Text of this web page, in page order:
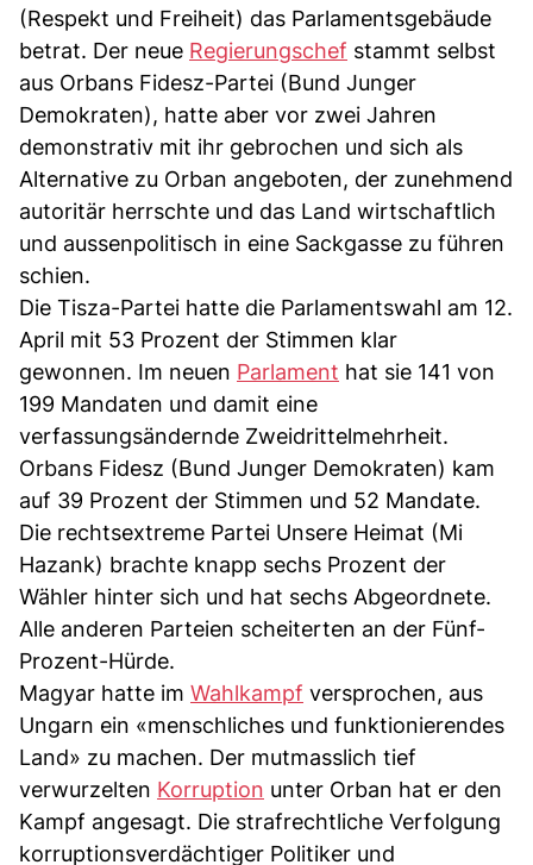
(Respekt und Freiheit) das Parlamentsgebäude
betrat. Der neue Regierungschef stammt selbst
aus Orbans Fidesz-Partei (Bund Junger
Demokraten), hatte aber vor zwei Jahren
demonstrativ mit ihr gebrochen und sich als
Alternative zu Orban angeboten, der zunehmend
autoritär herrschte und das Land wirtschaftlich
und aussenpolitisch in eine Sackgasse zu führen
schien.
Die Tisza-Partei hatte die Parlamentswahl am 12.
April mit 53 Prozent der Stimmen klar
gewonnen. Im neuen Parlament hat sie 141 von
199 Mandaten und damit eine
verfassungsändernde Zweidrittelmehrheit.
Orbans Fidesz (Bund Junger Demokraten) kam
auf 39 Prozent der Stimmen und 52 Mandate.
Die rechtsextreme Partei Unsere Heimat (Mi
Hazank) brachte knapp sechs Prozent der
Wähler hinter sich und hat sechs Abgeordnete.
Alle anderen Parteien scheiterten an der Fünf-
Prozent-Hürde.
Magyar hatte im Wahlkampf versprochen, aus
Ungarn ein «menschliches und funktionierendes
Land» zu machen. Der mutmasslich tief
verwurzelten Korruption unter Orban hat er den
Kampf angesagt. Die strafrechtliche Verfolgung
korruptionsverdächtiger Politiker und